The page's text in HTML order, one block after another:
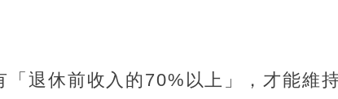
退休前收入的70%以上」，才能維